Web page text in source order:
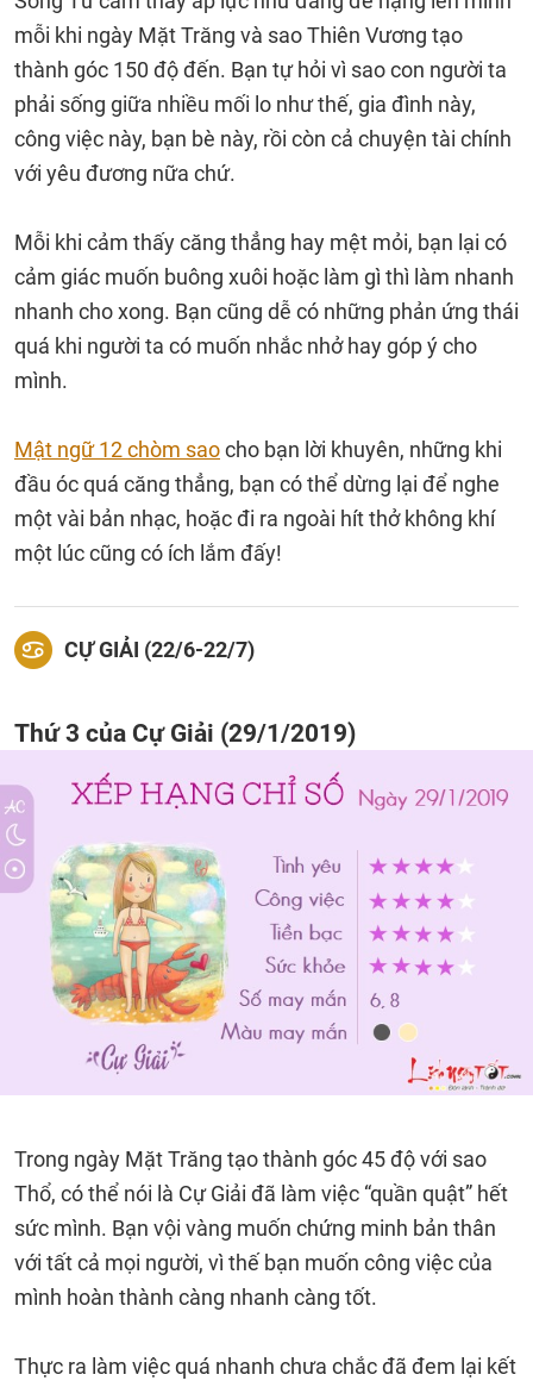
mỗi khi ngày Mặt Trăng và sao Thiên Vương tạo
thành góc 150 độ đến. Bạn tự hỏi vì sao con người ta
phải sống giữa nhiều mối lo như thế, gia đình này,
công việc này, bạn bè này, rồi còn cả chuyện tài chính
với yêu đương nữa chứ.
Mỗi khi cảm thấy căng thẳng hay mệt mỏi, bạn lại có
cảm giác muốn buông xuôi hoặc làm gì thì làm nhanh
nhanh cho xong. Bạn cũng dễ có những phản ứng thái
quá khi người ta có muốn nhắc nhở hay góp ý cho
mình.
Mật ngữ 12 chòm saocho bạn lời khuyên, những khi
đầu óc quá căng thẳng, bạn có thể dừng lại để nghe
một vài bản nhạc, hoặc đi ra ngoài hít thở không khí
một lúc cũng có ích lắm đấy!
CỰ GIẢI (22/6-22/7)
Thứ 3 của Cự Giải (29/1/2019)
Trong ngày Mặt Trăng tạo thành góc 45 độ với sao
Thổ, có thể nói là Cự Giải đã làm việc “quần quật” hết
sức mình. Bạn vội vàng muốn chứng minh bản thân
với tất cả mọi người, vì thế bạn muốn công việc của
mình hoàn thành càng nhanh càng tốt.
Thực ra làm việc quá nhanh chưa chắc đã đem lại kết